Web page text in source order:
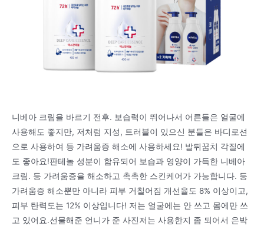
니베아 크림을 바르기 전후. 보습력이 뛰어나서 어른들은 얼굴에
사용해도 좋지만, 저처럼 지성, 트러블이 있으신 분들은 바디로션
으로 사용하여 등 가려움증 해소에 사용하세요! 발뒤꿈치 각질에
도 좋아요!판테놀 성분이 함유되어 보습과 영양이 가득한 니베아
크림. 등 가려움증을 해소하고 촉촉한 스킨케어가 가능합니다. 등
가려움증 해소뿐만 아니라 피부 거칠어짐 개선율도 8% 이상이고,
피부 탄력도는 12% 이상입니다! 저는 얼굴에는 안 쓰고 몸에만 쓰
고 있어요.선물해준 언니가 준 사진저는 사용한지 좀 되어서 은박